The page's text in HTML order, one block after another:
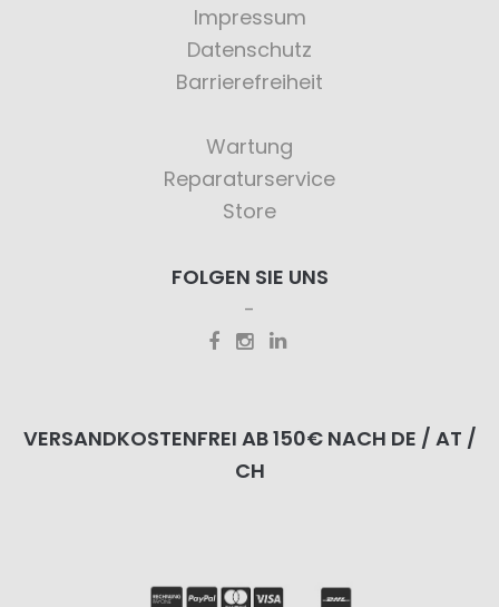
Impressum
Datenschutz
Barrierefreiheit
Wartung
Reparaturservice
Store
FOLGEN SIE UNS
VERSANDKOSTENFREI AB 150€ NACH DE / AT /
CH